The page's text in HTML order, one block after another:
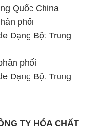
Quốc China
phối
Dạng Bột Trung
phối
Dạng Bột Trung
TY HÓA CHẤT